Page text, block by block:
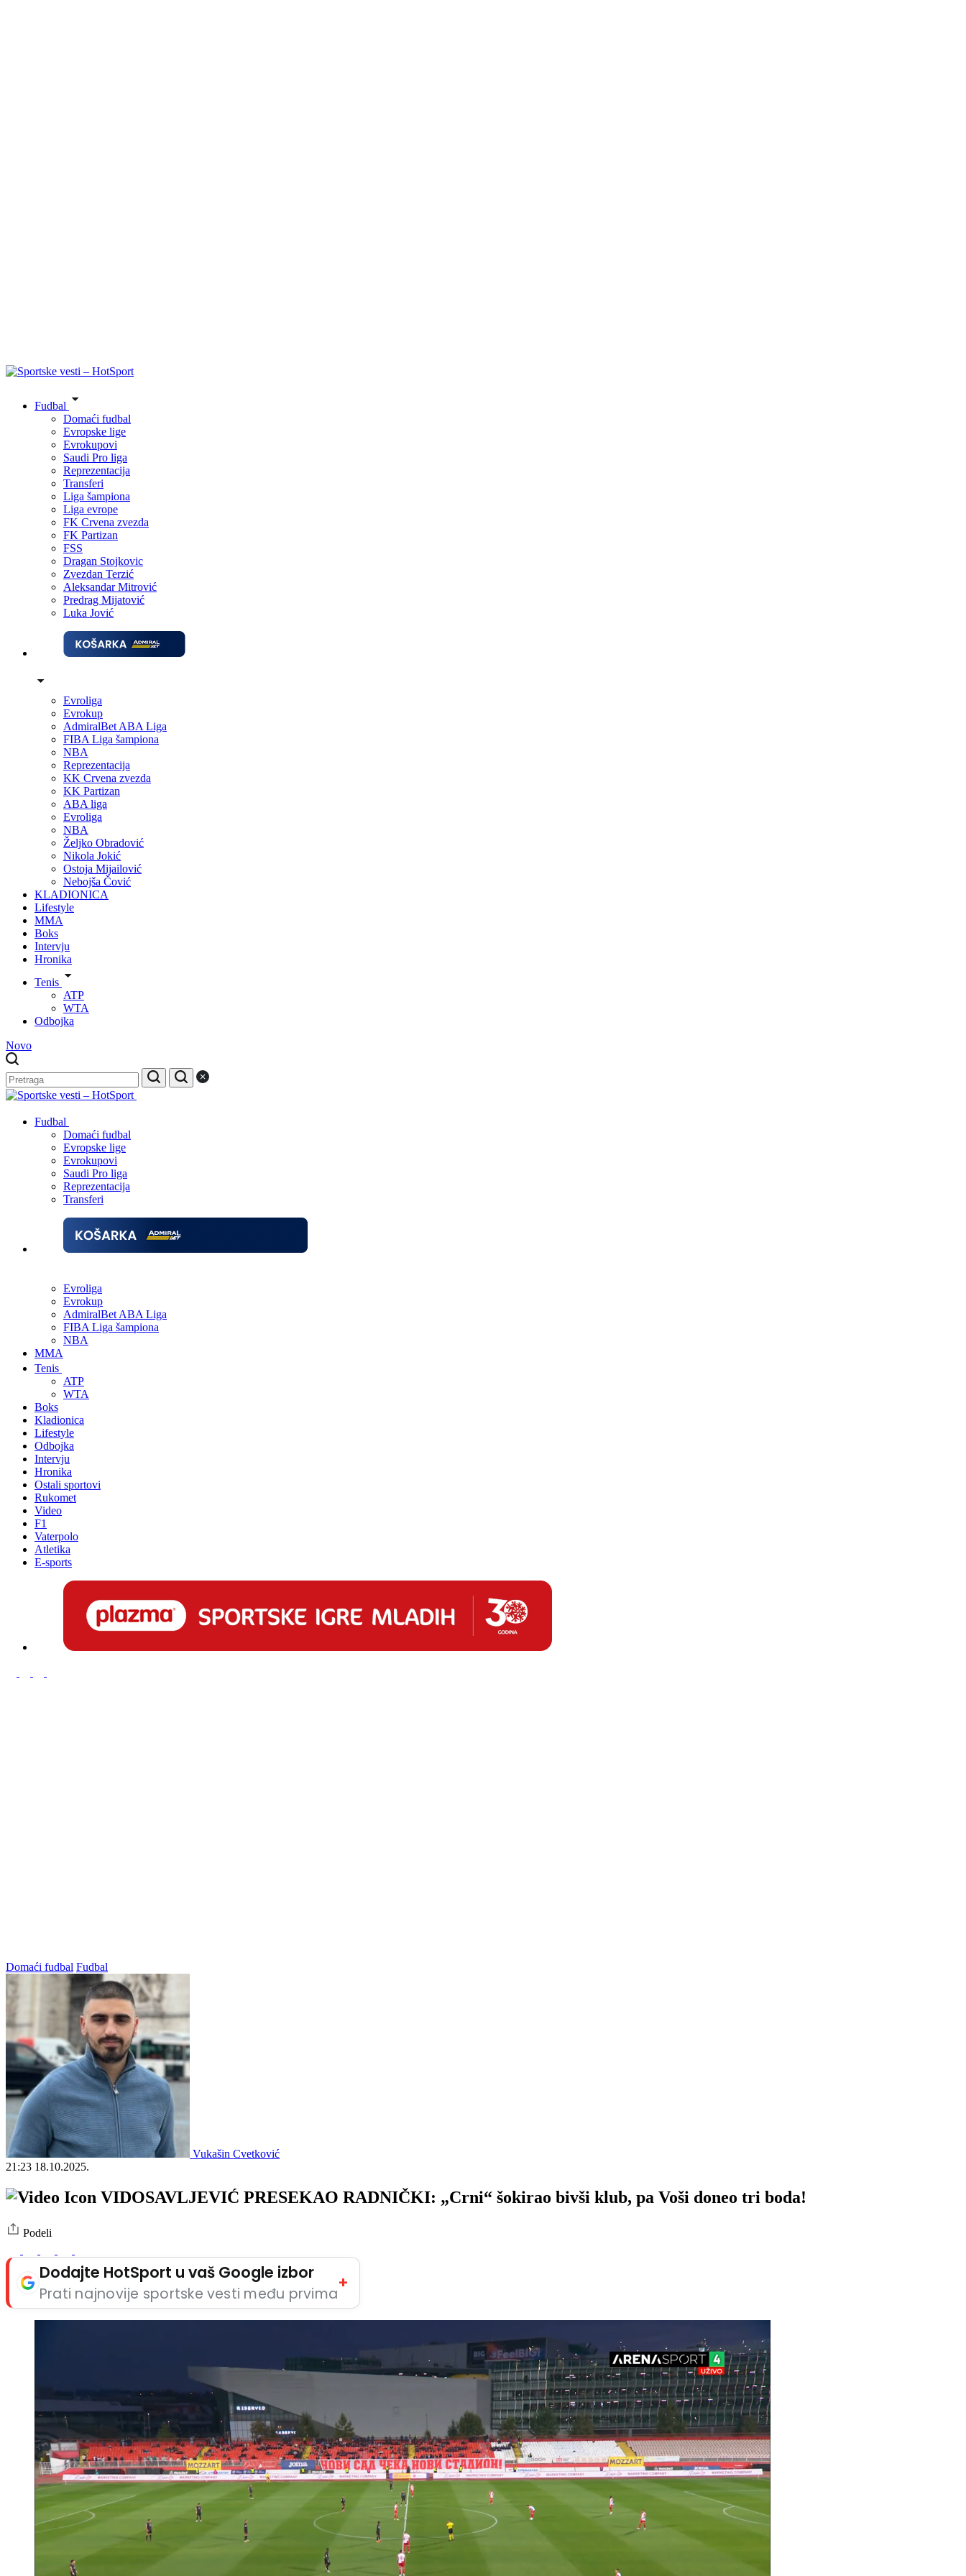
Fudbal
Domaći fudbal
Evropske lige
Evrokupovi
Saudi Pro liga
Reprezentacija
Transferi
Liga šampiona
Liga evrope
FK Crvena zvezda
FK Partizan
FSS
Dragan Stojkovic
Zvezdan Terzić
Aleksandar Mitrović
Predrag Mijatović
Luka Jović
Evroliga
Evrokup
AdmiralBet ABA Liga
FIBA Liga šampiona
NBA
Reprezentacija
KK Crvena zvezda
KK Partizan
ABA liga
Evroliga
NBA
Željko Obradović
Nikola Jokić
Ostoja Mijailović
Nebojša Čović
KLADIONICA
Lifestyle
MMA
Boks
Intervju
Hronika
Tenis
ATP
WTA
Odbojka
Novo
Fudbal
Domaći fudbal
Evropske lige
Evrokupovi
Saudi Pro liga
Reprezentacija
Transferi
Evroliga
Evrokup
AdmiralBet ABA Liga
FIBA Liga šampiona
NBA
MMA
Tenis
ATP
WTA
Boks
Kladionica
Lifestyle
Odbojka
Intervju
Hronika
Ostali sportovi
Rukomet
Video
F1
Vaterpolo
Atletika
E-sports
Domaći fudbal Fudbal
Vukašin Cvetković
21:23 18.10.2025.
VIDOSAVLJEVIĆ PRESEKAO RADNIČKI: „Crni“ šokirao bivši klub, pa Voši doneo tri boda!
Podeli
Dodajte HotSport u vaš Google izbor
Prati najnovije sportske vesti među prvima
+